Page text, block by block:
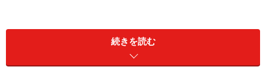
＜目次＞
戸建て住宅が子育てに向くワケ
続きを読む